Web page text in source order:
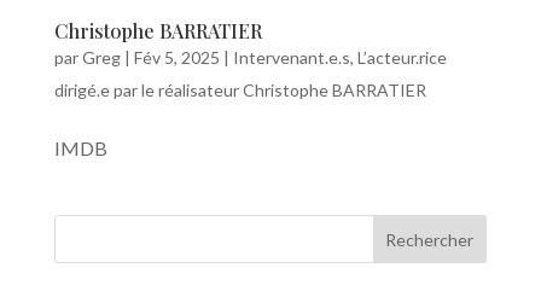
Christophe BARRATIER
parGreg| Fév 5, 2025 | Intervenant.e.s, L’acteur.rice
dirigé.e par le réalisateur Christophe BARRATIER
IMDB
Rechercher